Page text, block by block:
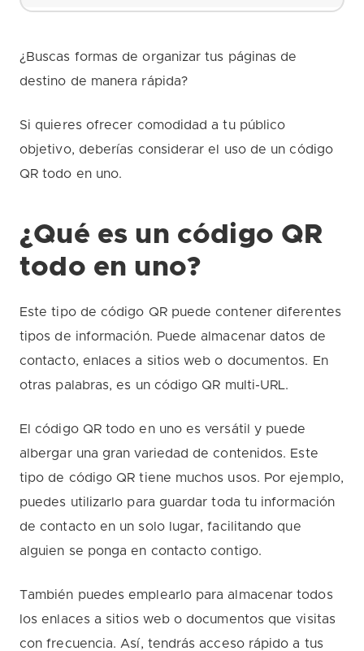
¿Buscas formas de organizar tus páginas de
destino de manera rápida?
Si quieres ofrecer comodidad a tu público
objetivo, deberías considerar el uso de un código
QR todo en uno.
¿Qué es un código QR
todo en uno?
Este tipo de código QR puede contener diferentes
tipos de información. Puede almacenar datos de
contacto, enlaces a sitios web o documentos. En
otras palabras, es un código QR multi-URL.
El código QR todo en uno es versátil y puede
albergar una gran variedad de contenidos. Este
tipo de código QR tiene muchos usos. Por ejemplo,
puedes utilizarlo para guardar toda tu información
de contacto en un solo lugar, facilitando que
alguien se ponga en contacto contigo.
También puedes emplearlo para almacenar todos
los enlaces a sitios web o documentos que visitas
con frecuencia. Así, tendrás acceso rápido a tus